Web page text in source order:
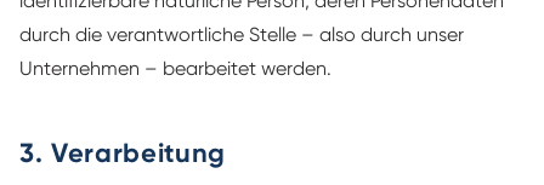
durch die verantwortliche Stelle – also durch unser
Unternehmen – bearbeitet werden.
3. Verarbeitung